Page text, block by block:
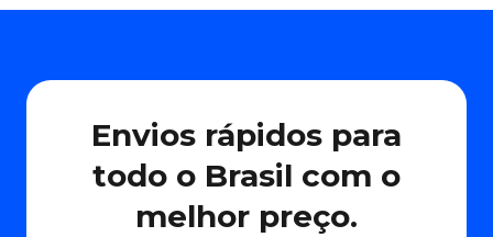
Envios rápidos para
todo o Brasil com o
melhor preço.